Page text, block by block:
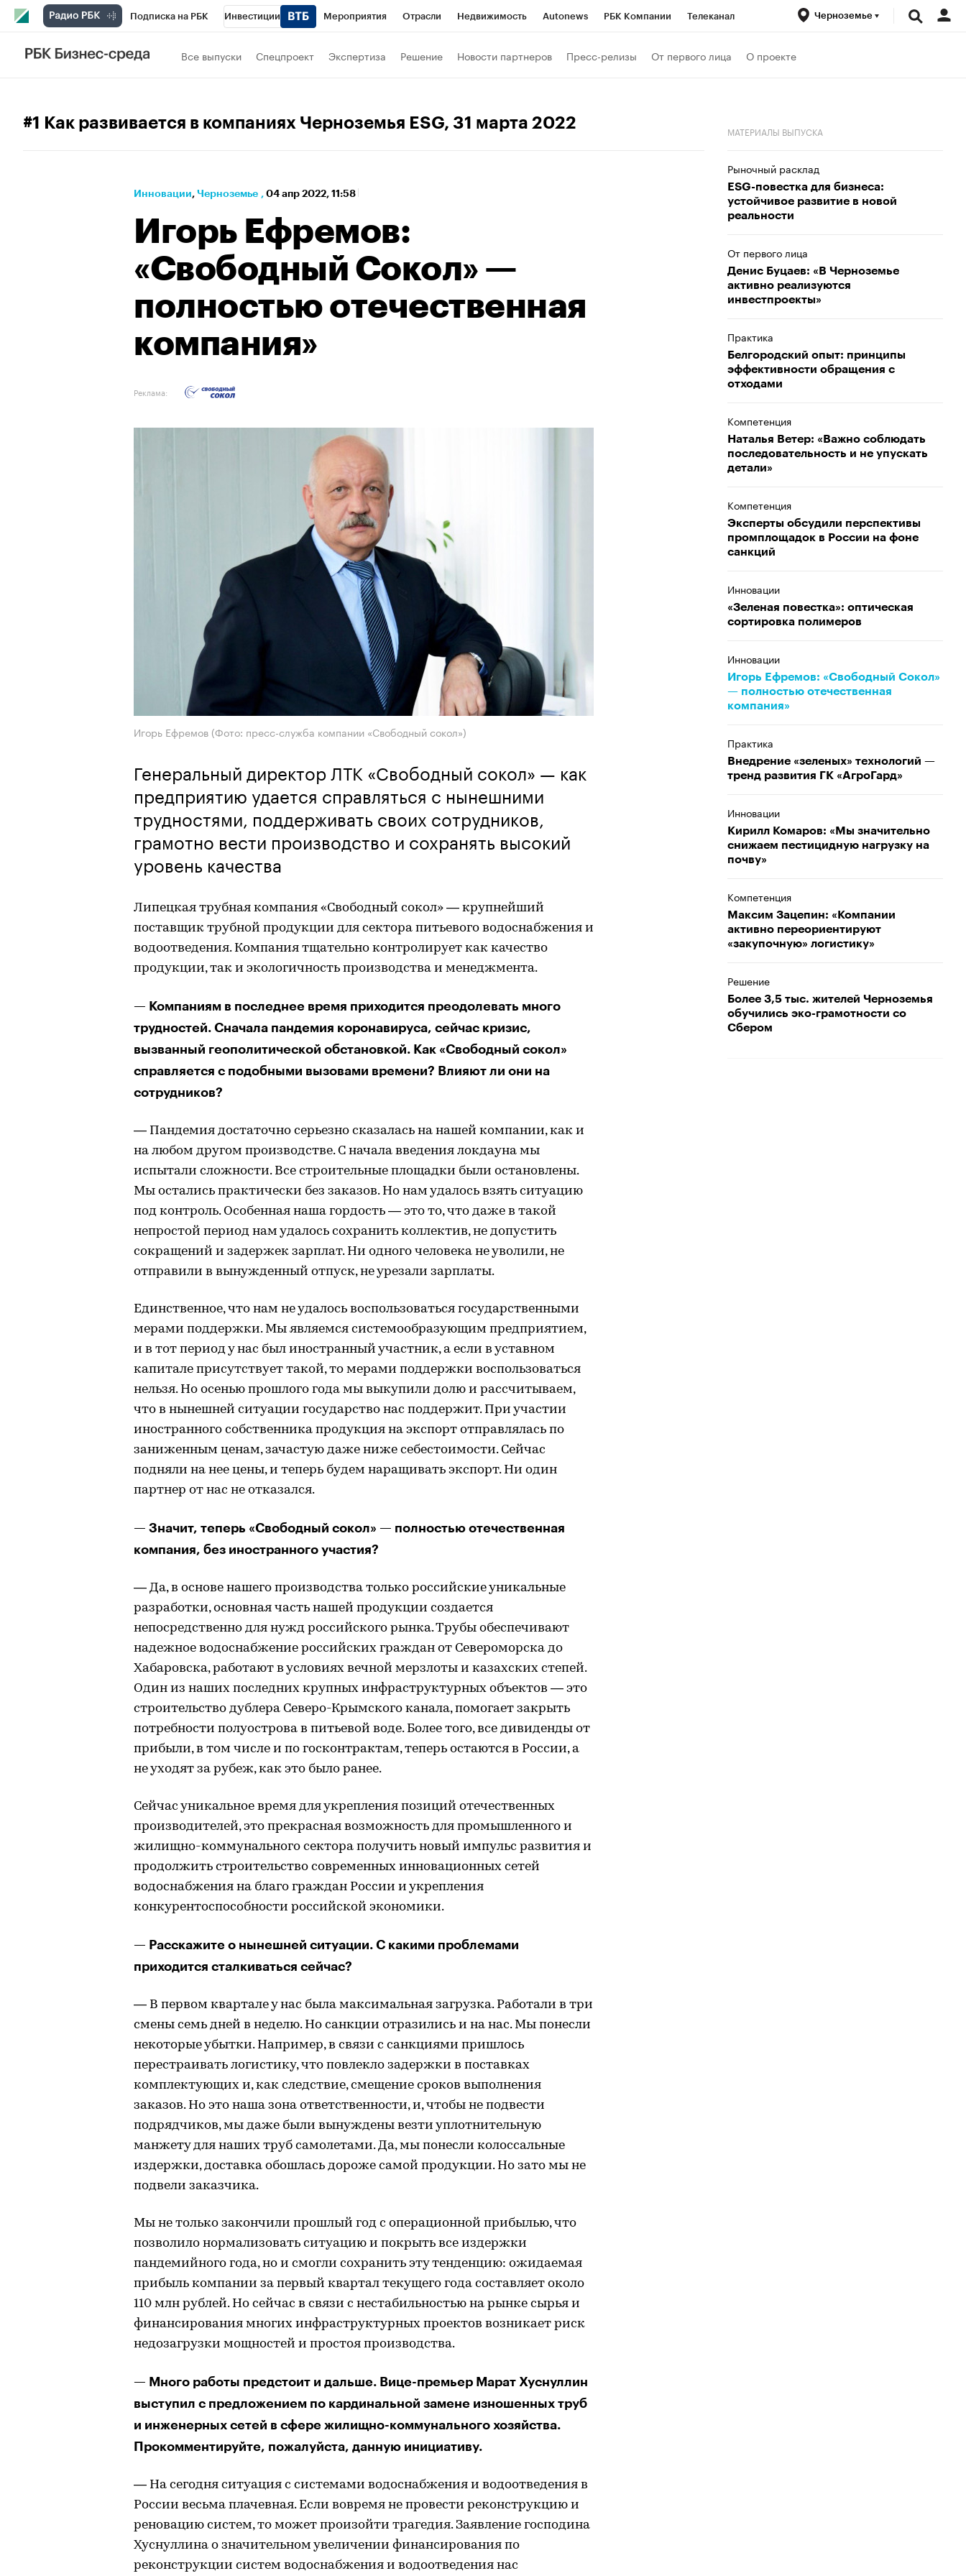
Подписка на РБК Инвестиции Мероприятия Отрасли Недвижимость Autonews РБК Компании Телеканал
РБК Вино
Черноземье
Все выпуски Спецпроект Экспертиза Решение Новости партнеров Пресс-релизы От первого лица О проекте
#1 Как развивается в компаниях Черноземья ESG, 31 марта 2022
Инновации⁠, Черноземье , 04 апр 2022, 11:58
Игорь Ефремов:
«Свободный Сокол» —
полностью отечественная
компания»
Реклама:
Игорь Ефремов (Фото: пресс-служба компании «Свободный сокол»)
Генеральный директор ЛТК «Свободный сокол» — как
предприятию удается справляться с нынешними
трудностями, поддерживать своих сотрудников,
грамотно вести производство и сохранять высокий
уровень качества
Липецкая трубная компания «Свободный сокол» — крупнейший
поставщик трубной продукции для сектора питьевого водоснабжения и
водоотведения. Компания тщательно контролирует как качество
продукции, так и экологичность производства и менеджмента.
— Компаниям в последнее время приходится преодолевать много
трудностей. Сначала пандемия коронавируса, сейчас кризис,
вызванный геополитической обстановкой. Как «Свободный сокол»
справляется с подобными вызовами времени? Влияют ли они на
сотрудников?
— Пандемия достаточно серьезно сказалась на нашей компании, как и
на любом другом производстве. С начала введения локдауна мы
испытали сложности. Все строительные площадки были остановлены.
Мы остались практически без заказов. Но нам удалось взять ситуацию
под контроль. Особенная наша гордость — это то, что даже в такой
непростой период нам удалось сохранить коллектив, не допустить
сокращений и задержек зарплат. Ни одного человека не уволили, не
отправили в вынужденный отпуск, не урезали зарплаты.
Единственное, что нам не удалось воспользоваться государственными
мерами поддержки. Мы являемся системообразующим предприятием,
и в тот период у нас был иностранный участник, а если в уставном
капитале присутствует такой, то мерами поддержки воспользоваться
нельзя. Но осенью прошлого года мы выкупили долю и рассчитываем,
что в нынешней ситуации государство нас поддержит. При участии
иностранного собственника продукция на экспорт отправлялась по
заниженным ценам, зачастую даже ниже себестоимости. Сейчас
подняли на нее цены, и теперь будем наращивать экспорт. Ни один
партнер от нас не отказался.
— Значит, теперь «Свободный сокол» — полностью отечественная
компания, без иностранного участия?
— Да, в основе нашего производства только российские уникальные
разработки, основная часть нашей продукции создается
непосредственно для нужд российского рынка. Трубы обеспечивают
надежное водоснабжение российских граждан от Североморска до
Хабаровска, работают в условиях вечной мерзлоты и казахских степей.
Один из наших последних крупных инфраструктурных объектов — это
строительство дублера Северо-Крымского канала, помогает закрыть
потребности полуострова в питьевой воде. Более того, все дивиденды от
прибыли, в том числе и по госконтрактам, теперь остаются в России, а
не уходят за рубеж, как это было ранее.
Сейчас уникальное время для укрепления позиций отечественных
производителей, это прекрасная возможность для промышленного и
жилищно-коммунального сектора получить новый импульс развития и
продолжить строительство современных инновационных сетей
водоснабжения на благо граждан России и укрепления
конкурентоспособности российской экономики.
— Расскажите о нынешней ситуации. С какими проблемами
приходится сталкиваться сейчас?
— В первом квартале у нас была максимальная загрузка. Работали в три
смены семь дней в неделю. Но санкции отразились и на нас. Мы понесли
некоторые убытки. Например, в связи с санкциями пришлось
перестраивать логистику, что повлекло задержки в поставках
комплектующих и, как следствие, смещение сроков выполнения
заказов. Но это наша зона ответственности, и, чтобы не подвести
подрядчиков, мы даже были вынуждены везти уплотнительную
манжету для наших труб самолетами. Да, мы понесли колоссальные
издержки, доставка обошлась дороже самой продукции. Но зато мы не
подвели заказчика.
Мы не только закончили прошлый год с операционной прибылью, что
позволило нормализовать ситуацию и покрыть все издержки
пандемийного года, но и смогли сохранить эту тенденцию: ожидаемая
прибыль компании за первый квартал текущего года составляет около
110 млн рублей. Но сейчас в связи с нестабильностью на рынке сырья и
финансирования многих инфраструктурных проектов возникает риск
недозагрузки мощностей и простоя производства.
— Много работы предстоит и дальше. Вице-премьер Марат Хуснуллин
выступил с предложением по кардинальной замене изношенных труб
и инженерных сетей в сфере жилищно-коммунального хозяйства.
Прокомментируйте, пожалуйста, данную инициативу.
— На сегодня ситуация с системами водоснабжения и водоотведения в
России весьма плачевная. Если вовремя не провести реконструкцию и
реновацию систем, то может произойти трагедия. Заявление господина
Хуснуллина о значительном увеличении финансирования по
реконструкции систем водоснабжения и водоотведения нас
МАТЕРИАЛЫ ВЫПУСКА
Рыночный расклад
ESG-повестка для бизнеса:
устойчивое развитие в новой
реальности
От первого лица
Денис Буцаев: «В Черноземье
активно реализуются
инвестпроекты»
Практика
Белгородский опыт: принципы
эффективности обращения с
отходами
Компетенция
Наталья Ветер: «Важно соблюдать
последовательность и не упускать
детали»
Компетенция
Эксперты обсудили перспективы
промплощадок в России на фоне
санкций
Инновации
«Зеленая повестка»: оптическая
сортировка полимеров
Инновации
Игорь Ефремов: «Свободный Сокол»
— полностью отечественная
компания»
Практика
Внедрение «зеленых» технологий —
тренд развития ГК «АгроГард»
Инновации
Кирилл Комаров: «Мы значительно
снижаем пестицидную нагрузку на
почву»
Компетенция
Максим Зацепин: «Компании
активно переориентируют
«закупочную» логистику»
Решение
Более 3,5 тыс. жителей Черноземья
обучились эко-грамотности со
Сбером